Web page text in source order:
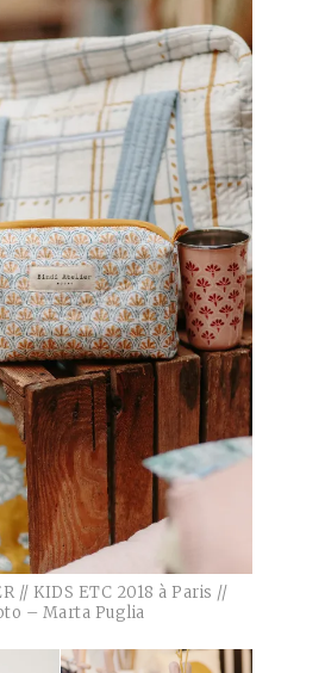
// KIDS ETC 2018 à Paris //
– Marta Puglia